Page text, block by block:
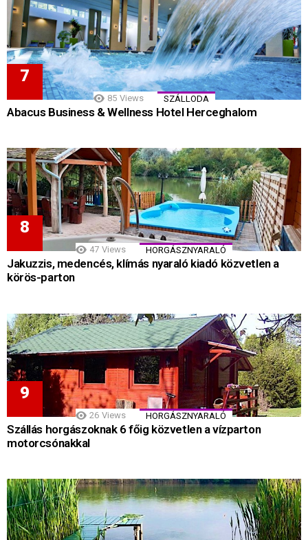
85 Views SZÁLLODA
Abacus Business & Wellness Hotel Herceghalom
47 Views HORGÁSZNYARALÓ
Jakuzzis, medencés, klímás nyaraló kiadó közvetlen a
körös-parton
26 Views HORGÁSZNYARALÓ
Szállás horgászoknak 6 főig közvetlen a vízparton
motorcsónakkal